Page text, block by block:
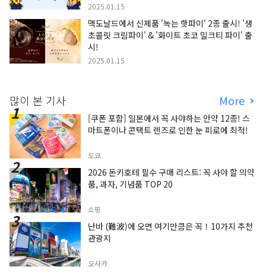
2025.01.15
맥도날드에서 신제품 '녹는 핫파이' 2종 출시! '생
초콜릿 크림파이' & '화이트 초코 밀크티 파이' 출
시!
2025.01.15
많이 본 기사 More
[쿠폰 포함] 일본에서 꼭 사야하는 안약 12종! 스
마트폰이나 콘택트 렌즈로 인한 눈 피로에 최적!
도쿄
2026 돈키호테 필수 구매 리스트: 꼭 사야 할 의약
품, 과자, 기념품 TOP 20
쇼핑
난바 (難波)에 오면 여기만큼은 꼭！10가지 추천
관광지
오사카